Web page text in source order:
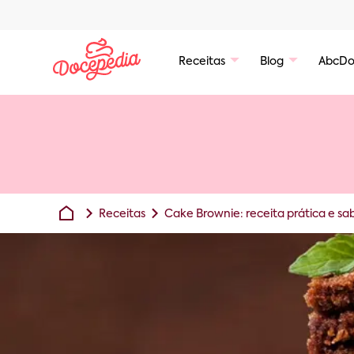
Receitas Blog
Receitas Cake Brownie: receita prática e